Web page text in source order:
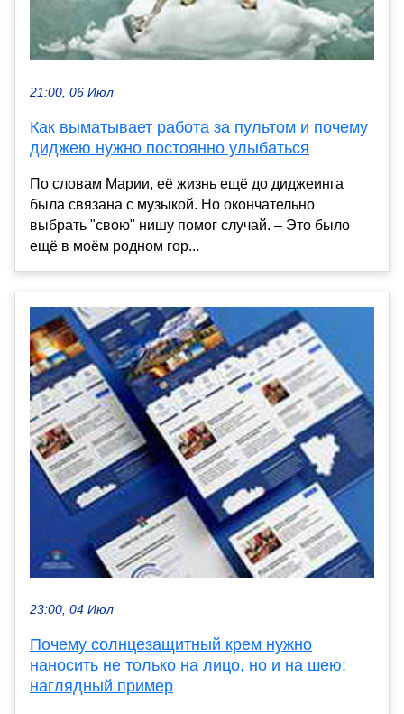
21:00, 06 Июл
Как выматывает работа за пультом и почему
диджею нужно постоянно улыбаться
По словам Марии, её жизнь ещё до диджеинга
была связана с музыкой. Но окончательно
выбрать "свою" нишу помог случай. – Это было
ещё в моём родном гор...
23:00, 04 Июл
Почему солнцезащитный крем нужно
наносить не только на лицо, но и на шею:
наглядный пример